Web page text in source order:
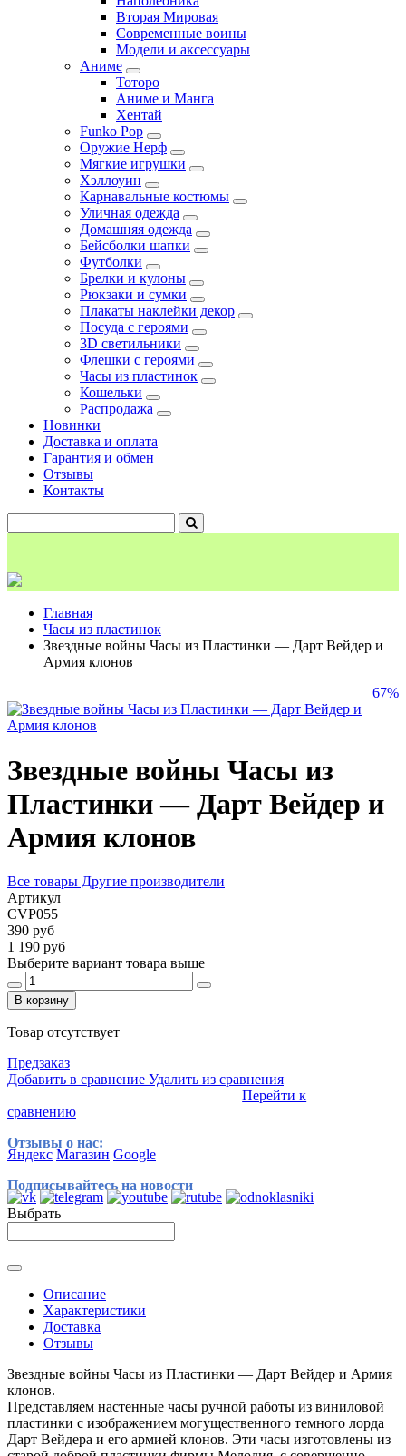
Вторая Мировая
Современные воины
Модели и аксессуары
Аниме
Тоторо
Аниме и Манга
Хентай
Funko Pop
Оружие Нерф
Мягкие игрушки
Хэллоуин
Карнавальные костюмы
Уличная одежда
Домашняя одежда
Бейсболки шапки
Футболки
Брелки и кулоны
Рюкзаки и сумки
Плакаты наклейки декор
Посуда с героями
3D светильники
Флешки с героями
Часы из пластинок
Кошельки
Распродажа
Новинки
Доставка и оплата
Гарантия и обмен
Отзывы
Контакты
Главная
Часы из пластинок
Звездные войны Часы из Пластинки — Дарт Вейдер и
Армия клонов
67%
Звездные войны Часы из
Пластинки — Дарт Вейдер и
Армия клонов
Все товары Другие производители
Артикул
CVP055
390 руб
1 190 руб
Выберите вариант товара выше
В корзину
Товар отсутствует
Предзаказ
Добавить в сравнение Удалить из сравнения
Перейти к
сравнению
Отзывы о нас:
Яндекс Магазин Google
Подписывайтесь на новости
Выбрать
Описание
Характеристики
Доставка
Отзывы
Звездные войны Часы из Пластинки — Дарт Вейдер и Армия
клонов.
Представляем настенные часы ручной работы из виниловой
пластинки с изображением могущественного темного лорда
Дарт Вейдера и его армией клонов. Эти часы изготовлены из